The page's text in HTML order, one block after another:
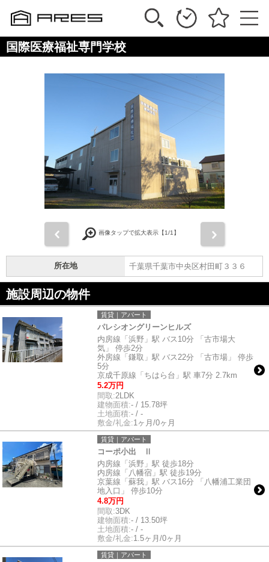
国際医療福祉専門学校
画像タップで拡大表示【1/1】
所在地 千葉県千葉市中央区村田町３３６
施設周辺の物件
賃貸｜アパート
パレシオングリーンヒルズ
内房線「浜野」駅 バス10分 「古市場大
気」 停歩2分
外房線「鎌取」駅 バス22分 「古市場」 停歩
5分
京成千原線「ちはら台」駅 車7分 2.7km
5.2万円
間取:2LDK
建物面積:- / 15.78坪
土地面積:- / -
敷金/礼金:1ヶ月/0ヶ月
賃貸｜アパート
コーポ小出 Ⅱ
内房線「浜野」駅 徒歩18分
内房線「八幡宿」駅 徒歩19分
京葉線「蘇我」駅 バス16分 「八幡浦工業団
地入口」 停歩10分
4.8万円
間取:3DK
建物面積:- / 13.50坪
土地面積:- / -
敷金/礼金:1.5ヶ月/0ヶ月
賃貸｜アパート